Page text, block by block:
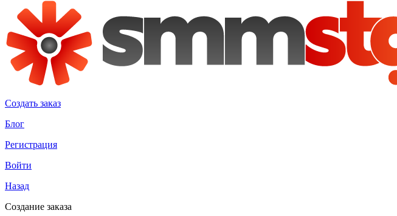
Создать заказ
Блог
Регистрация
Войти
Назад
Создание заказа